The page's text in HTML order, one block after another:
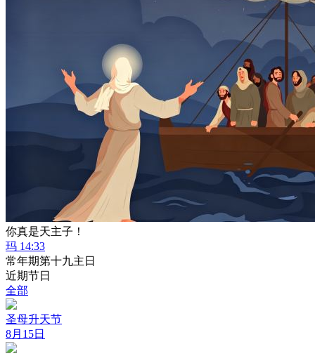
你真是天主子！
玛 14:33
常年期第十九主日
近期节日
全部
圣母升天节
8月15日